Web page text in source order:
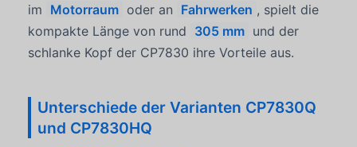
im Motorraum oder an Fahrwerken , spielt die
kompakte Länge von rund 305 mm und der
schlanke Kopf der CP7830 ihre Vorteile aus.
Unterschiede der Varianten CP7830Q
und CP7830HQ